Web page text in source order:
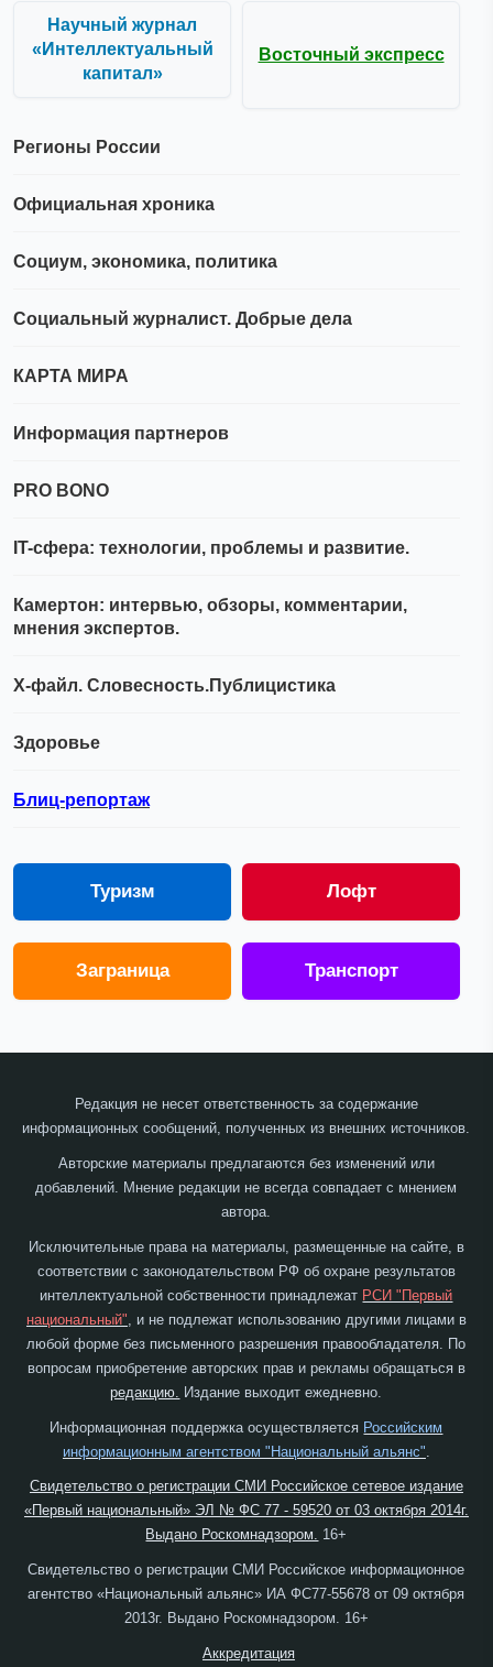
Научный журнал
«Интеллектуальный
капитал»
Восточный экспресс
Регионы России
Официальная хроника
Социум, экономика, политика
Социальный журналист. Добрые дела
КАРТА МИРА
Информация партнеров
PRO BONO
IT-сфера: технологии, проблемы и развитие.
Камертон: интервью, обзоры, комментарии,
мнения экспертов.
Х-файл. Словесность.Публицистика
Здоровье
Блиц-репортаж
Туризм Лофт
Заграница Транспорт
Редакция не несет ответственность за содержание
информационных сообщений, полученных из внешних источников.
Авторские материалы предлагаются без изменений или
добавлений. Мнение редакции не всегда совпадает с мнением
автора.
Исключительные права на материалы, размещенные на сайте, в
соответствии с законодательством РФ об охране результатов
интеллектуальной собственности принадлежат РСИ "Первый
национальный" , и не подлежат использованию другими лицами в
любой форме без письменного разрешения правообладателя. По
вопросам приобретение авторских прав и рекламы обращаться в
редакцию.
Издание выходит ежедневно.
Информационная поддержка осуществляется Российским
информационным агентством "Национальный альянс"
Свидетельство о регистрации СМИ Российское сетевое издание
«Первый национальный» ЭЛ № ФС 77 - 59520 от 03 октября 2014г.
Выдано Роскомнадзором. 16+
Свидетельство о регистрации СМИ Российское информационное
агентство «Национальный альянс» ИА ФС77-55678 от 09 октября
2013г. Выдано Роскомнадзором. 16+
Аккредитация